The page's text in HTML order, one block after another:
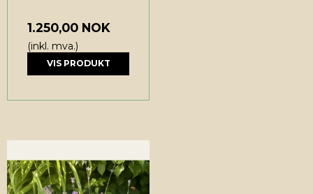
1.250,00 NOK
(inkl. mva.)
VIS PRODUKT